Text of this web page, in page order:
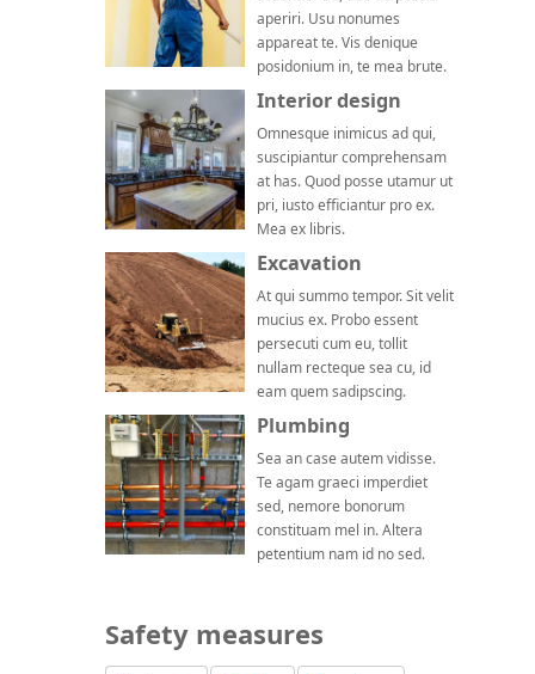
aperiri. Usu nonumes
appareat te. Vis denique
posidonium in, te mea brute.
Interior design
Omnesque inimicus ad qui,
suscipiantur comprehensam
at has. Quod posse utamur ut
pri, iusto efficiantur pro ex.
Mea ex libris.
Excavation
At qui summo tempor. Sit velit
mucius ex. Probo essent
persecuti cum eu, tollit
nullam recteque sea cu, id
eam quem sadipscing.
Plumbing
Sea an case autem vidisse.
Te agam graeci imperdiet
sed, nemore bonorum
constituam mel in. Altera
petentium nam id no sed.
Safety measures